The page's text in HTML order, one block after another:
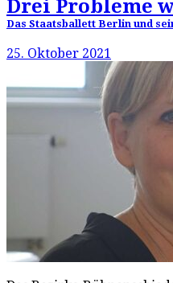
Drei Probleme
Das Staatsballett Berlin und
25. Oktober 2021